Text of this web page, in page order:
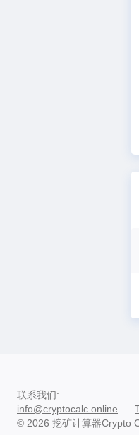
联系我们:
info@cryptocalc.online
© 2026 挖矿计算器Crypto